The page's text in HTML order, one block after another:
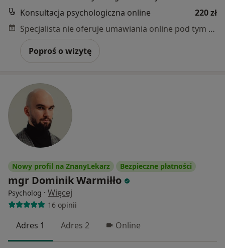
Konsultacja psychologiczna online
220 zł
Specjalista nie oferuje umawiania online pod tym adresem.
Poproś o wizytę
Nowy profil na ZnanyLekarz Bezpieczne płatności
mgr Dominik Warmiłło
Psycholog · Więcej
16 opinii
Adres 1 Adres 2 Online